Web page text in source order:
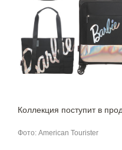
Коллекция поступит в
Фото: American Tourister